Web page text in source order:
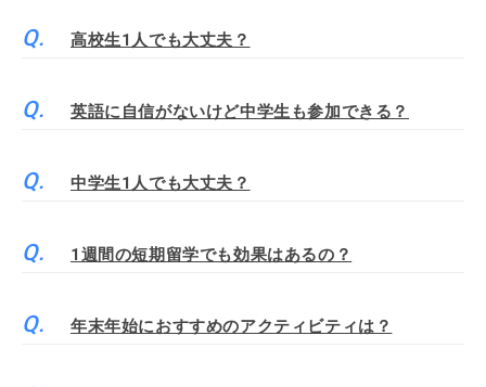
高校生1人でも大丈夫？
英語に自信がないけど中学生も参加できる？
中学生1人でも大丈夫？
1週間の短期留学でも効果はあるの？
年末年始におすすめのアクティビティは？